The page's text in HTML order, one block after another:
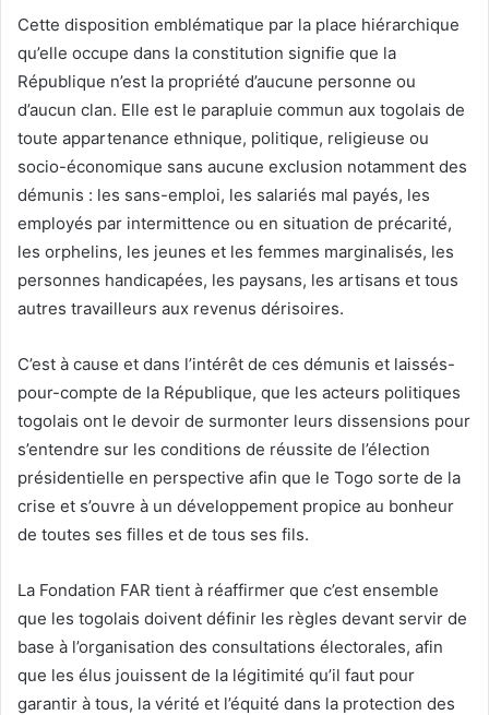
Cette disposition emblématique par la place hiérarchique
qu’elle occupe dans la constitution signifie que la
République n’est la propriété d’aucune personne ou
d’aucun clan. Elle est le parapluie commun aux togolais de
toute appartenance ethnique, politique, religieuse ou
socio-économique sans aucune exclusion notamment des
démunis : les sans-emploi, les salariés mal payés, les
employés par intermittence ou en situation de précarité,
les orphelins, les jeunes et les femmes marginalisés, les
personnes handicapées, les paysans, les artisans et tous
autres travailleurs aux revenus dérisoires.
C’est à cause et dans l’intérêt de ces démunis et laissés-
pour-compte de la République, que les acteurs politiques
togolais ont le devoir de surmonter leurs dissensions pour
s’entendre sur les conditions de réussite de l’élection
présidentielle en perspective afin que le Togo sorte de la
crise et s’ouvre à un développement propice au bonheur
de toutes ses filles et de tous ses fils.
La Fondation FAR tient à réaffirmer que c’est ensemble
que les togolais doivent définir les règles devant servir de
base à l’organisation des consultations électorales, afin
que les élus jouissent de la légitimité qu’il faut pour
garantir à tous, la vérité et l’équité dans la protection des